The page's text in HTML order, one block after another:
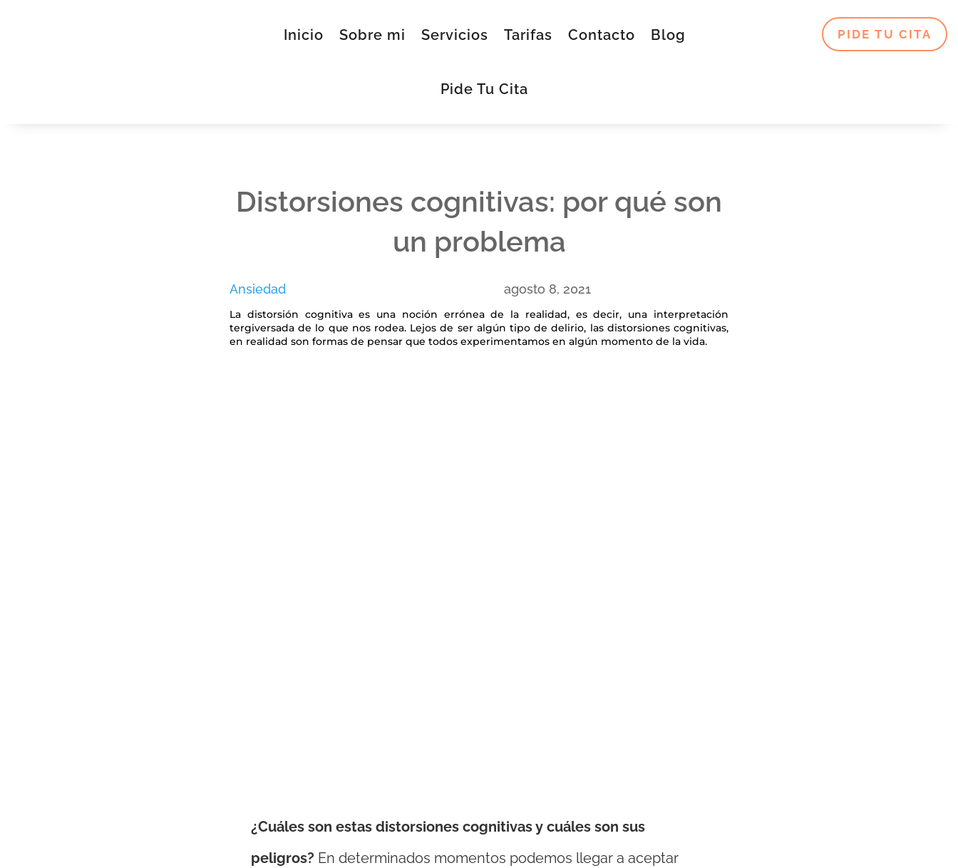
Inicio Sobre mi Servicios Tarifas Contacto Blog
Pide Tu Cita
PIDE TU CITA
Distorsiones cognitivas: por qué son
un problema
Ansiedad agosto 8, 2021
La distorsión cognitiva es una noción errónea de la realidad, es decir, una interpretación
tergiversada de lo que nos rodea. Lejos de ser algún tipo de delirio, las distorsiones cognitivas,
en realidad son formas de pensar que todos experimentamos en algún momento de la vida.
¿Cuáles son estas distorsiones cognitivas y cuáles son sus
peligros? En determinados momentos podemos llegar a aceptar